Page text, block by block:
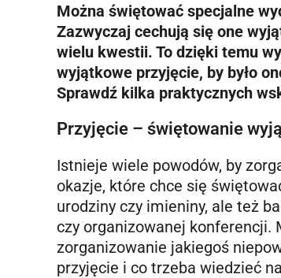
Można świętować specjalne
Zazwyczaj cechują się one
wielu kwestii. To dzięki temu
wyjątkowe przyjęcie, by było
Sprawdź kilka praktycznych
Przyjęcie – świętowanie
Istnieje wiele powodów, by
okazje, które chce się
urodziny czy imieniny, ale też
czy organizowanej konferencji.
zorganizowanie jakiegoś
przyjęcie i co trzeba wiedzieć